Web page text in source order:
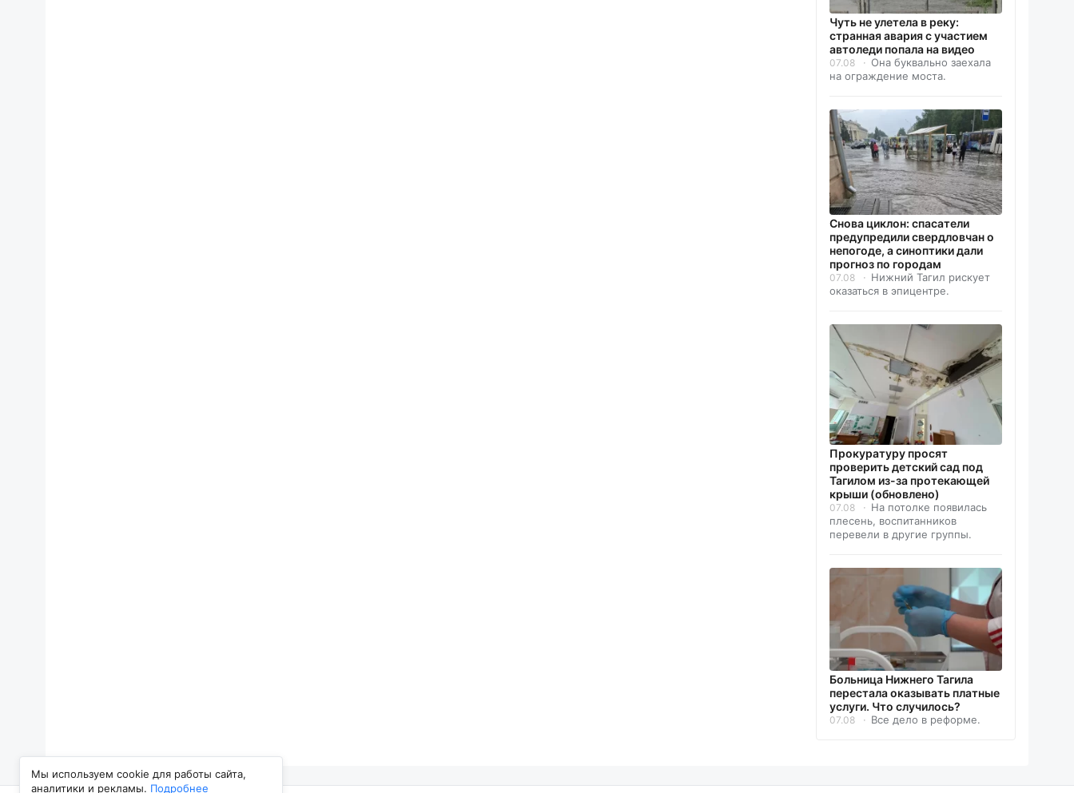
Мы используем cookie для работы сайта,
аналитики и рекламы. Подробнее
Чуть не улетела в реку:
странная авария с участием
автоледи попала на видео
07.08
Она буквально заехала
на ограждение моста.
Снова циклон: спасатели
предупредили свердловчан о
непогоде, а синоптики дали
прогноз по городам
07.08
Нижний Тагил рискует
оказаться в эпицентре.
Прокуратуру просят
проверить детский сад под
Тагилом из-за протекающей
крыши (обновлено)
07.08
На потолке появилась
плесень, воспитанников
перевели в другие группы.
Больница Нижнего Тагила
перестала оказывать платные
услуги. Что случилось?
07.08 Все дело в реформе.